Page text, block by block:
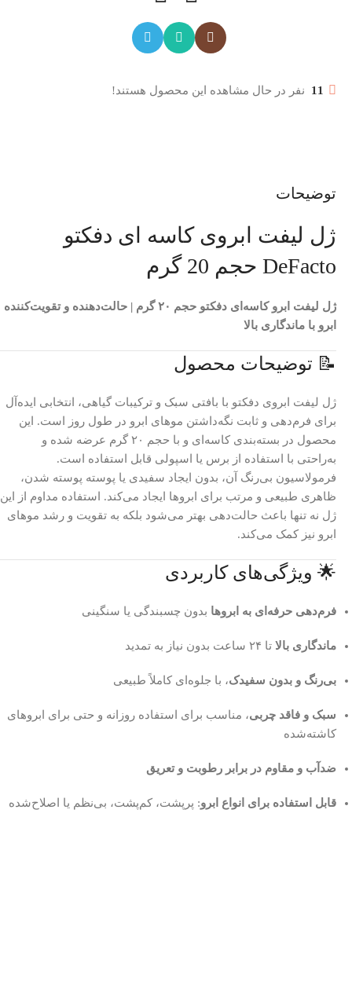
11 نفر در حال مشاهده این محصول هستند!
توضیحات
ژل لیفت ابروی کاسه ای دفکتو
DeFacto حجم 20 گرم
ژل لیفت ابرو کاسه‌ای دفکتو حجم ۲۰ گرم | حالت‌دهنده و تقویت‌کننده
ابرو با ماندگاری بالا
📝 توضیحات محصول
ژل لیفت ابروی دفکتو با بافتی سبک و ترکیبات گیاهی، انتخابی ایده‌آل
برای فرم‌دهی و ثابت نگه‌داشتن موهای ابرو در طول روز است. این
محصول در بسته‌بندی کاسه‌ای و با حجم ۲۰ گرم عرضه شده و
به‌راحتی با استفاده از برس یا اسپولی قابل استفاده است.
فرمولاسیون بی‌رنگ آن، بدون ایجاد سفیدی یا پوسته پوسته شدن،
ظاهری طبیعی و مرتب برای ابروها ایجاد می‌کند. استفاده مداوم از این
ژل نه تنها باعث حالت‌دهی بهتر می‌شود بلکه به تقویت و رشد موهای
ابرو نیز کمک می‌کند.
🌟 ویژگی‌های کاربردی
فرم‌دهی حرفه‌ای به ابروها بدون چسبندگی یا سنگینی
ماندگاری بالا تا ۲۴ ساعت بدون نیاز به تمدید
بی‌رنگ و بدون سفیدک، با جلوه‌ای کاملاً طبیعی
سبک و فاقد چربی، مناسب برای استفاده روزانه و حتی برای ابروهای
کاشته‌شده
ضد‌آب و مقاوم در برابر رطوبت و تعریق
قابل استفاده برای انواع ابرو: پرپشت، کم‌پشت، بی‌نظم یا اصلاح‌شده